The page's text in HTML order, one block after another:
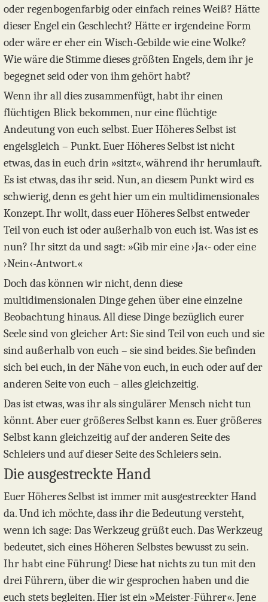
oder regenbogenfarbig oder einfach reines Weiß? Hätte
dieser Engel ein Geschlecht? Hätte er irgendeine Form
oder wäre er eher ein Wisch-Gebilde wie eine Wolke?
Wie wäre die Stimme dieses größten Engels, dem ihr je
begegnet seid oder von ihm gehört habt?
Wenn ihr all dies zusammenfügt, habt ihr einen
flüchtigen Blick bekommen, nur eine flüchtige
Andeutung von euch selbst. Euer Höheres Selbst ist
engelsgleich – Punkt. Euer Höheres Selbst ist nicht
etwas, das in euch drin »sitzt«, während ihr herumlauft.
Es ist etwas, das ihr seid. Nun, an diesem Punkt wird es
schwierig, denn es geht hier um ein multidimensionales
Konzept. Ihr wollt, dass euer Höheres Selbst entweder
Teil von euch ist oder außerhalb von euch ist. Was ist es
nun? Ihr sitzt da und sagt: »Gib mir eine ›Ja‹- oder eine
›Nein‹-Antwort.«
Doch das können wir nicht, denn diese
multidimensionalen Dinge gehen über eine einzelne
Beobachtung hinaus. All diese Dinge bezüglich eurer
Seele sind von gleicher Art: Sie sind Teil von euch und sie
sind außerhalb von euch – sie sind beides. Sie befinden
sich bei euch, in der Nähe von euch, in euch oder auf der
anderen Seite von euch – alles gleichzeitig.
Das ist etwas, was ihr als singulärer Mensch nicht tun
könnt. Aber euer größeres Selbst kann es. Euer größeres
Selbst kann gleichzeitig auf der anderen Seite des
Schleiers und auf dieser Seite des Schleiers sein.
Die ausgestreckte Hand
Euer Höheres Selbst ist immer mit ausgestreckter Hand
da. Und ich möchte, dass ihr die Bedeutung versteht,
wenn ich sage: Das Werkzeug grüßt euch. Das Werkzeug
bedeutet, sich eines Höheren Selbstes bewusst zu sein.
Ihr habt eine Führung! Diese hat nichts zu tun mit den
drei Führern, über die wir gesprochen haben und die
euch stets begleiten. Hier ist ein »Meister-Führer«. Jene